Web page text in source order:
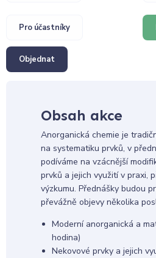
Pro účastníky
Objednat
Obsah akce
Anorganická chemie je
na systematiku prvků, v
podíváme na vzácnější
prvků a jejich využití v praxi,
výzkumu. Přednášky budou
převážně objevy několika
Moderní anorganická a
hodina)
Nekovové prvky a jejich